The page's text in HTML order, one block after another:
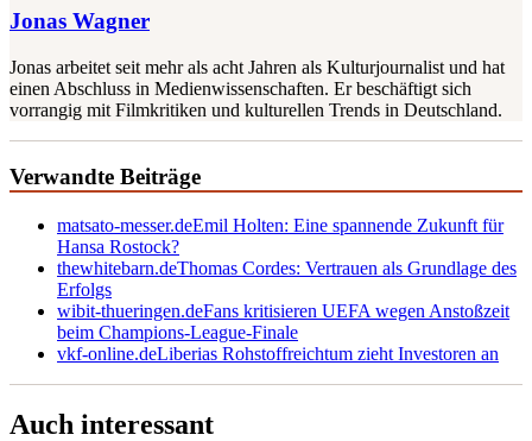
Jonas Wagner
Jonas arbeitet seit mehr als acht Jahren als Kulturjournalist und hat
einen Abschluss in Medienwissenschaften. Er beschäftigt sich
vorrangig mit Filmkritiken und kulturellen Trends in Deutschland.
Verwandte Beiträge
matsato-messer.deEmil Holten: Eine spannende Zukunft für
Hansa Rostock?
thewhitebarn.deThomas Cordes: Vertrauen als Grundlage des
Erfolgs
wibit-thueringen.deFans kritisieren UEFA wegen Anstoßzeit
beim Champions-League-Finale
vkf-online.deLiberias Rohstoffreichtum zieht Investoren an
Auch interessant